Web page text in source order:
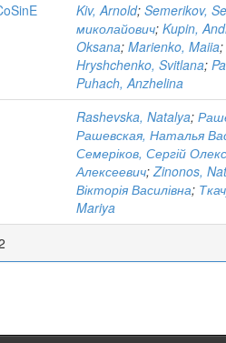
Kiv, Arnold; Semerikov,
миколайович; Kupin,
Oksana; Marienko, Maiia;
Hryshchenko, Svitlana;
Puhach, Anzhelina
Rashevska, Natalya;
Рашевская, Наталья
Семеріков, Сергій
Алексеевич;Zinonos,
Вікторія Василівна;
Mariya